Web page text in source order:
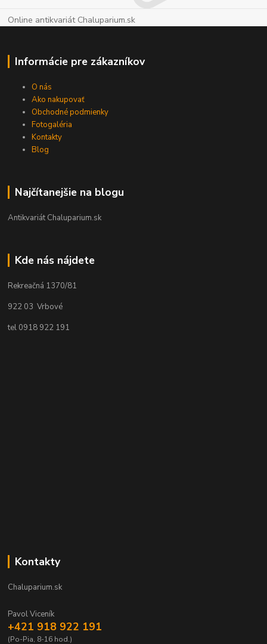
Online antikvariát Chaluparium.sk
Informácie pre zákazníkov
O nás
Ako nakupovať
Obchodné podmienky
Fotogaléria
Kontakty
Blog
Najčítanejšie na blogu
Antikvariát Chaluparium.sk
Kde nás nájdete
Rekreačná 1370/81
922 03 Vrbové
tel 0918 922 191
Kontakty
Chaluparium.sk
Pavol Viceník
+421 918 922 191
(Po-Pia, 8-16 hod.)